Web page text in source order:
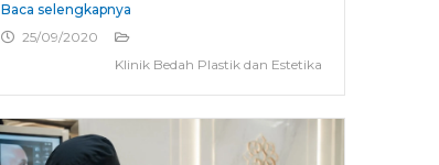
Baca selengkapnya
25/09/2020
Klinik Bedah Plastik dan Estetika